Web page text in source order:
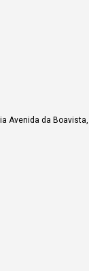
Avenida da